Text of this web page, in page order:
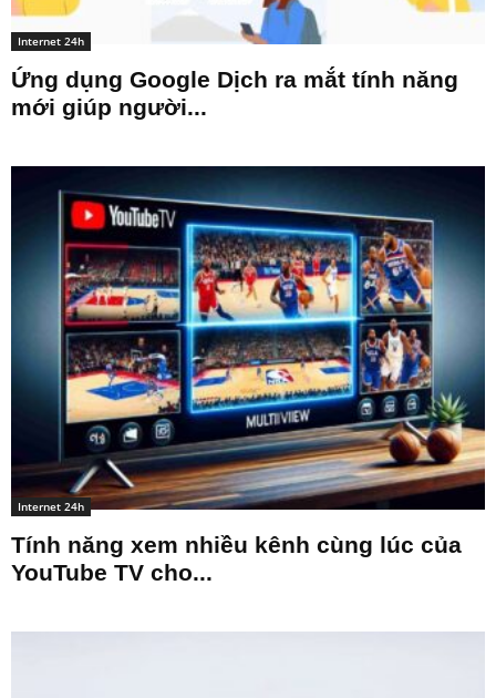
Internet 24h
Ứng dụng Google Dịch ra mắt tính năng
mới giúp người...
Internet 24h
Tính năng xem nhiều kênh cùng lúc của
YouTube TV cho...